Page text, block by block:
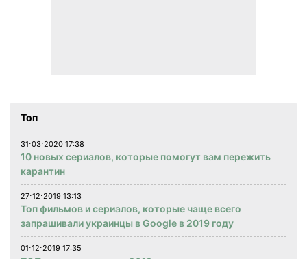
Топ
31⋅03⋅2020 17:38
10 новых сериалов, которые помогут вам пережить
карантин
27⋅12⋅2019 13:13
Топ фильмов и сериалов, которые чаще всего
запрашивали украинцы в Google в 2019 году
01⋅12⋅2019 17:35